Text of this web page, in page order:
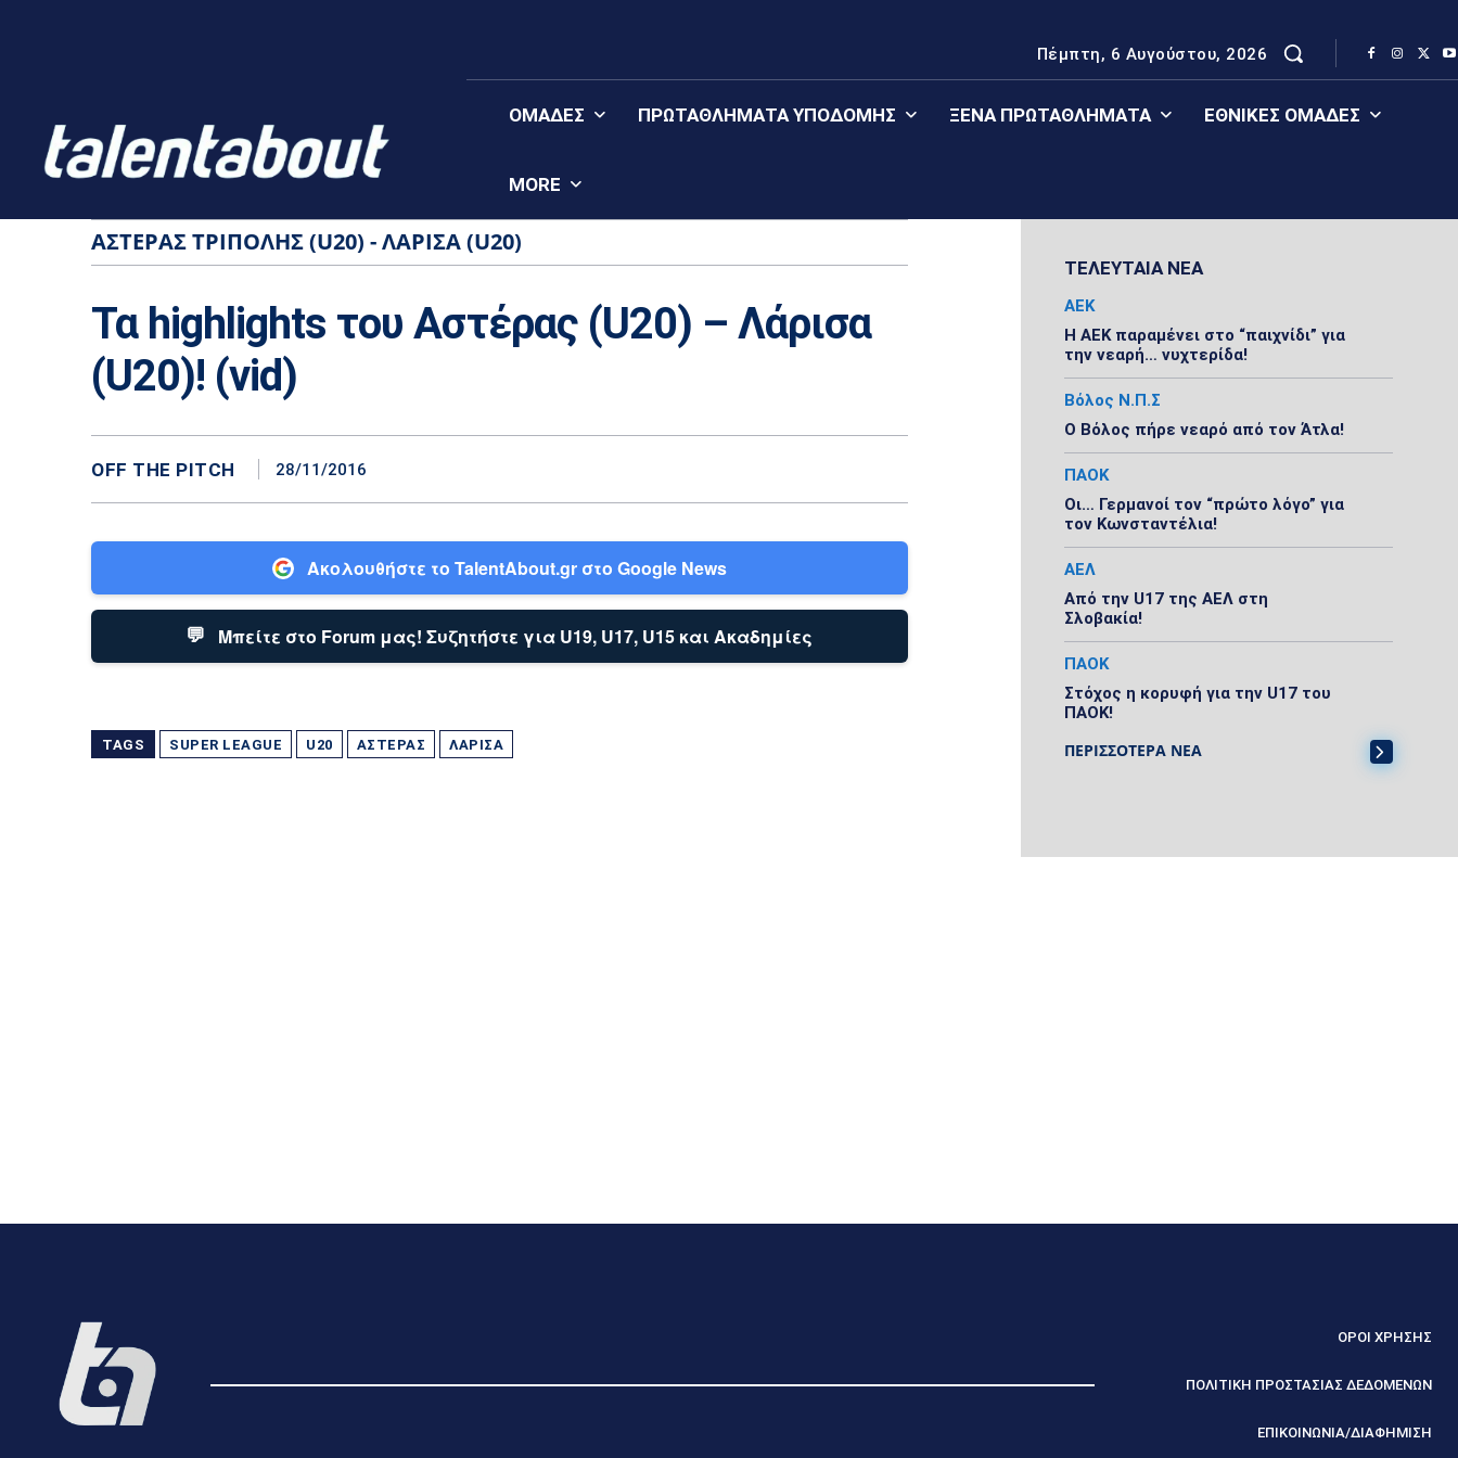
Πέμπτη, 6 Αυγούστου, 2026
ΟΜΆΔΕΣ ΠΡΩΤΑΘΛΉΜΑΤΑ YΠΟΔΟΜΉΣ ΞΈΝΑ ΠΡΩΤΑΘΛΉΜΑΤΑ ΕΘΝΙΚΈΣ ΟΜΆΔΕΣ
MORE
ΑΣΤΈΡΑΣ ΤΡΊΠΟΛΗΣ (U20) - ΛΆΡΙΣΑ (U20)
Τα highlights του Αστέρας (U20) – Λάρισα
(U20)! (vid)
OFF THE PITCH 28/11/2016
Ακολουθήστε το TalentAbout.gr στο Google News
💬 Μπείτε στο Forum μας! Συζητήστε για U19, U17, U15 και Ακαδημίες
TAGS SUPER LEAGUE U20 ΑΣΤΈΡΑΣ ΛΆΡΙΣΑ
ΤΕΛΕΥΤΑΙΑ ΝΕΑ
ΑΕΚ
Η ΑΕΚ παραμένει στο “παιχνίδι” για
την νεαρή… νυχτερίδα!
Βόλος Ν.Π.Σ
Ο Βόλος πήρε νεαρό από τον Άτλα!
ΠΑΟΚ
Οι… Γερμανοί τον “πρώτο λόγο” για
τον Κωνσταντέλια!
ΑΕΛ
Από την U17 της ΑΕΛ στη
Σλοβακία!
ΠΑΟΚ
Στόχος η κορυφή για την U17 του
ΠΑΟΚ!
ΠΕΡΙΣΣΟΤΕΡΑ ΝΕΑ
ΟΡΟΙ ΧΡΗΣΗΣ
ΠΟΛΙΤΙΚΗ ΠΡΟΣΤΑΣΙΑΣ ΔΕΔΟΜΕΝΩΝ
ΕΠΙΚΟΙΝΩΝΙΑ/ΔΙΑΦΗΜΙΣΗ